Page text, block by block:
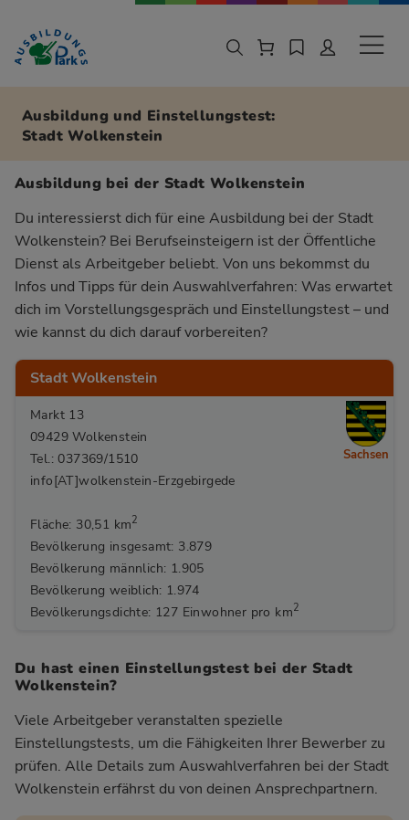
Zur Navigation springen
Zu den Hauptinhalten springen
Ausbildung und Einstellungstest:
Stadt Wolkenstein
Ausbildung bei der Stadt Wolkenstein
Du interessierst dich für eine Ausbildung bei der Stadt
Wolkenstein? Bei Berufseinsteigern ist der Öffentliche
Dienst als Arbeitgeber beliebt. Von uns bekommst du
Infos und Tipps für dein Auswahlverfahren: Was erwartet
dich im Vorstellungsgespräch und Einstellungstest – und
wie kannst du dich darauf vorbereiten?
Stadt Wolkenstein
Markt 13
09429 Wolkenstein
Tel.: 037369/1510
info[AT]wolkenstein-Erzgebirgede
Fläche: 30,51 km2
Bevölkerung insgesamt: 3.879
Bevölkerung männlich: 1.905
Bevölkerung weiblich: 1.974
Bevölkerungsdichte: 127 Einwohner pro km2
Sachsen
Du hast einen Einstellungstest bei der Stadt
Wolkenstein?
Viele Arbeitgeber veranstalten spezielle
Einstellungstests, um die Fähigkeiten Ihrer Bewerber zu
prüfen. Alle Details zum Auswahlverfahren bei der Stadt
Wolkenstein erfährst du von deinen Ansprechpartnern.